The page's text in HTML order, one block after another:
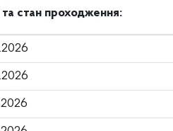
стан проходження: